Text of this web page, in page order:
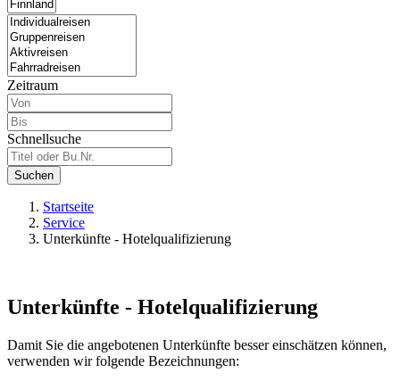
Zeitraum
Schnellsuche
Suchen
Startseite
Service
Unterkünfte - Hotelqualifizierung
Unterkünfte - Hotelqualifizierung
Damit Sie die angebotenen Unterkünfte besser einschätzen können,
verwenden wir folgende Bezeichnungen: